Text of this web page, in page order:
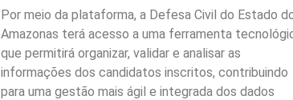
Por meio da plataforma, a Defesa Civil do Estado
Amazonas terá acesso a uma ferramenta
que permitirá organizar, validar e analisar as
informações dos candidatos inscritos, contribuindo
para uma gestão mais ágil e integrada dos dados